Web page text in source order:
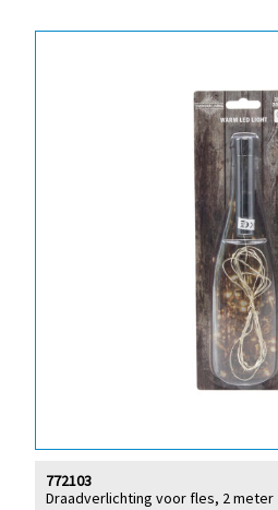
Draadverlichting voor fles, 2 meter
772103